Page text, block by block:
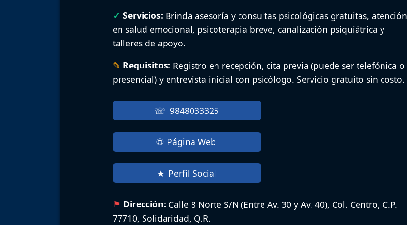
Servicios: Brinda asesoría y consultas psicológicas gratuitas, atención
en salud emocional, psicoterapia breve, canalización psiquiátrica y
talleres de apoyo.
Requisitos: Registro en recepción, cita previa (puede ser telefónica o
presencial) y entrevista inicial con psicólogo. Servicio gratuito sin costo.
9848033325
Página Web
Perfil Social
Dirección: Calle 8 Norte S/N (Entre Av. 30 y Av. 40), Col. Centro, C.P.
77710, Solidaridad, Q.R.